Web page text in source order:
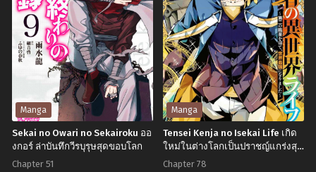
Chapter 218
มิถุนายน 30, 2023
Chapter 217
มิถุนายน 30, 2023
Chapter 216
มิถุนายน 30, 2023
Chapter 215
มิถุนายน 30, 2023
Chapter 214
มิถุนายน 30, 2023
Chapter 213
มิถุนายน 30, 2023
Chapter 212
มิถุนายน 30, 2023
Chapter 211
มิถุนายน 30, 2023
Press
Manyuuki
บันทึก
การ
ภัย
ใน
ต่าง
โลก
บ้าน
คน
นี้
LV999
Manga
Sekai no Owari no Sekairoku ออ
งกอร์ ล่าบันทึกวีรบุรุษสุดขอบโลก
Chapter 51
Manga
Tensei Kenja no Isekai Life เกิด
ใหม่ในต่างโลกเป็นปราชญ์แกร่งสุด
โดยไม่รู้ตัว
Chapter 78